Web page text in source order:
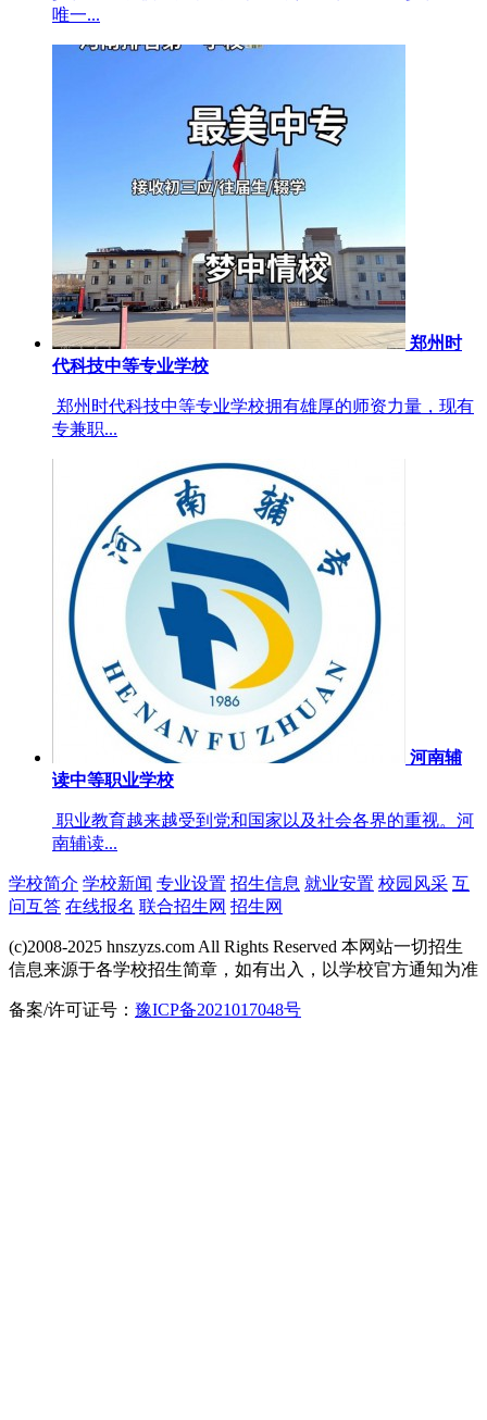
唯一...
郑州时
代科技中等专业学校
郑州时代科技中等专业学校拥有雄厚的师资力量，现有
专兼职...
河南辅
读中等职业学校
职业教育越来越受到党和国家以及社会各界的重视。河
南辅读...
学校简介 学校新闻 专业设置 招生信息 就业安置 校园风采 互
问互答 在线报名 联合招生网 招生网
(c)2008-2025 hnszyzs.com All Rights Reserved 本网站一切招生
信息来源于各学校招生简章，如有出入，以学校官方通知为准
备案/许可证号： 豫ICP备2021017048号